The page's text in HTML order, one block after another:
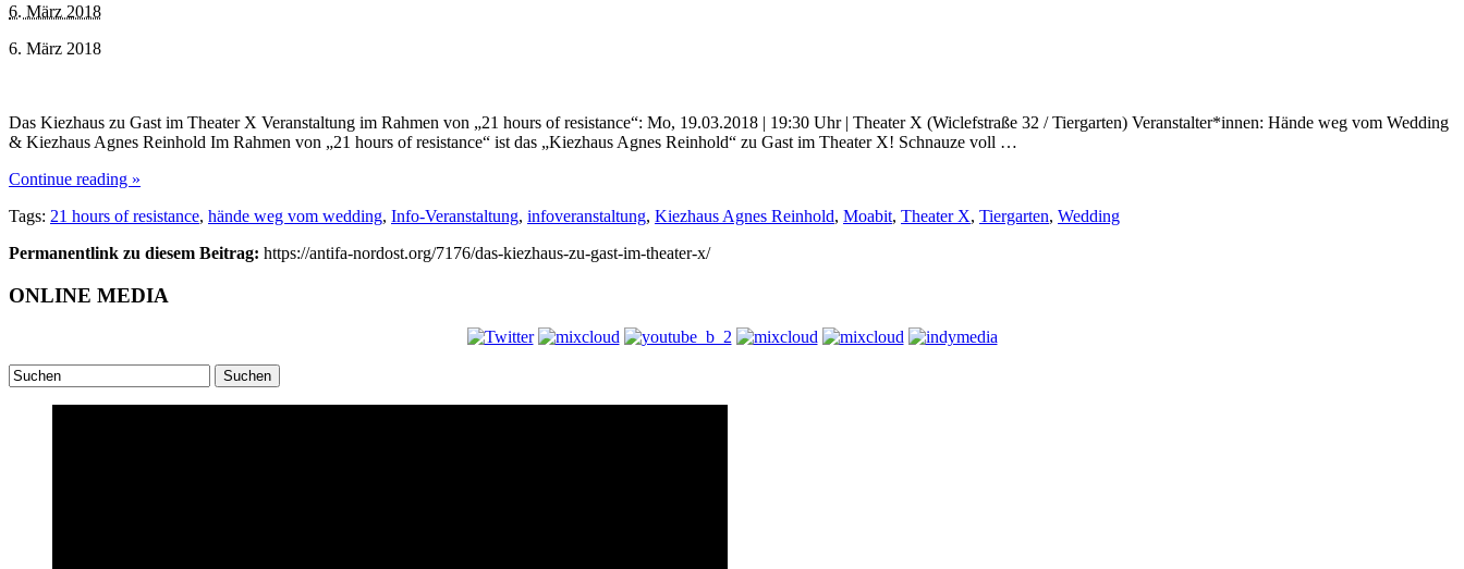
6. März 2018
6. März 2018
Das Kiezhaus zu Gast im Theater X Veranstaltung im Rahmen von „21 hours of resistance“: Mo, 19.03.2018 | 19:30 Uhr | Theater X (Wiclefstraße 32 / Tiergarten) Veranstalter*innen: Hände weg vom Wedding
& Kiezhaus Agnes Reinhold Im Rahmen von „21 hours of resistance“ ist das „Kiezhaus Agnes Reinhold“ zu Gast im Theater X! Schnauze voll …
Continue reading »
Tags: 21 hours of resistance, hände weg vom wedding, Info-Veranstaltung, infoveranstaltung, Kiezhaus Agnes Reinhold, Moabit, Theater X, Tiergarten, Wedding
Permanentlink zu diesem Beitrag: https://antifa-nordost.org/7176/das-kiezhaus-zu-gast-im-theater-x/
ONLINE MEDIA
Suchen